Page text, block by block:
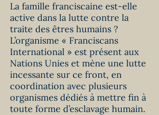
La famille franciscaine est-elle
active dans la lutte contre la
traite des êtres humains ?
L’organisme « Franciscans
International » est présent aux
Nations Unies et mène une lutte
incessante sur ce front, en
coordination avec plusieurs
organismes dédiés à mettre fin à
toute forme d’esclavage humain.